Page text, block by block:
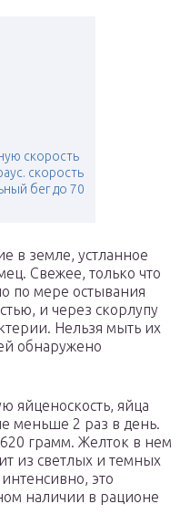
скорость
скорость
бег до 70
в земле, устланное
Свежее, только что
по мере остывания
и через скорлупу
Нельзя мыть их
обнаружено
яйценоскость, яйца
меньше 2 раз в день.
грамм. Желток в нем
из светлых и темных
это
наличии в рационе